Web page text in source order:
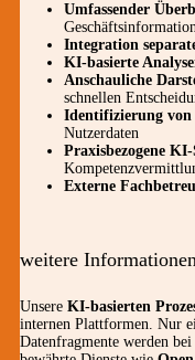
Umfassender
Integration
KI-basierte
Anschauliche
schnellen
Identifizierung
Nutzerdaten
Praxisbezogene
Externe
weitere
Unsere KI-basierten
internen Plattformen. Nur
Datenfragmente werden